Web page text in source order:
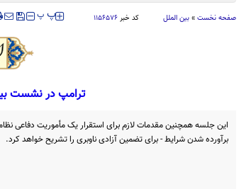
صفحه نخست » بین الملل کد خبر۱۱۵۶۵۷۶ ‍‍‍ پپ
ترامپ در نشست
این جلسه همچنین مقدمات لازم برای استقرار یک مأموریت دفاعی
برآورده شدن شرایط - برای تضمین آزادی ناوبری را تشریح خواهد کرد.